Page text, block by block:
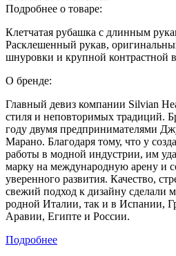
Подробнее о товаре:
Клетчатая рубашка с длинным
Расклешенный рукав,
шнуровки и крупной контрастной
О бренде:
Главный девиз компании Silvian
стиля и неповторимых традиций.
году двумя предпринимателями
Марано. Благодаря тому, что у
работы в модной индустрии, им
марку на международную арену и
уверенного развития. Качество,
свежий подход к дизайну сделали
родной Италии, так и в Испании,
Аравии, Египте и России.
Подробнее